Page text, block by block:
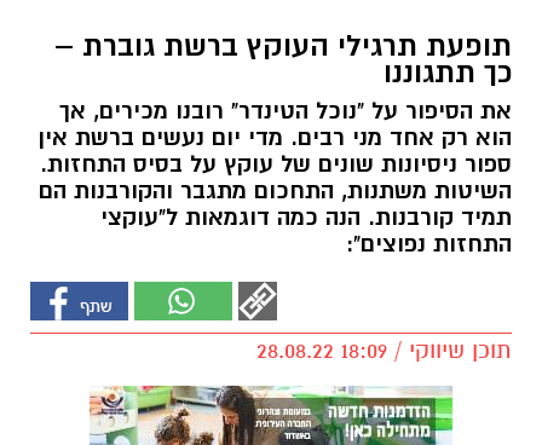
תופעת תרגילי העוקץ ברשת גוברת –
כך תתגוננו
את הסיפור על "נוכל הטינדר" רובנו מכירים, אך
הוא רק אחד מני רבים. מדי יום נעשים ברשת אין
ספור ניסיונות שונים של עוקץ על בסיס התחזות.
השיטות משתנות, התחכום מתגבר והקורבנות הם
תמיד קורבנות. הנה כמה דוגמאות ל"עוקצי
התחזות נפוצים":
תוכן שיווקי / 18:09 28.08.22